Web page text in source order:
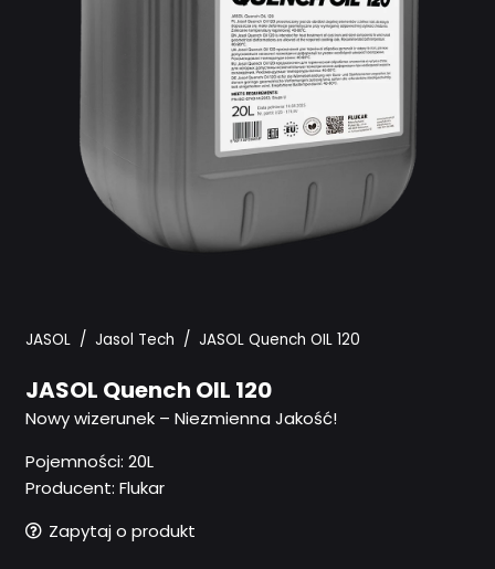
JASOL / Jasol Tech / JASOL Quench OIL 120
JASOL Quench OIL 120
Nowy wizerunek – Niezmienna Jakość!
Pojemności: 20L
Producent: Flukar
Zapytaj o produkt